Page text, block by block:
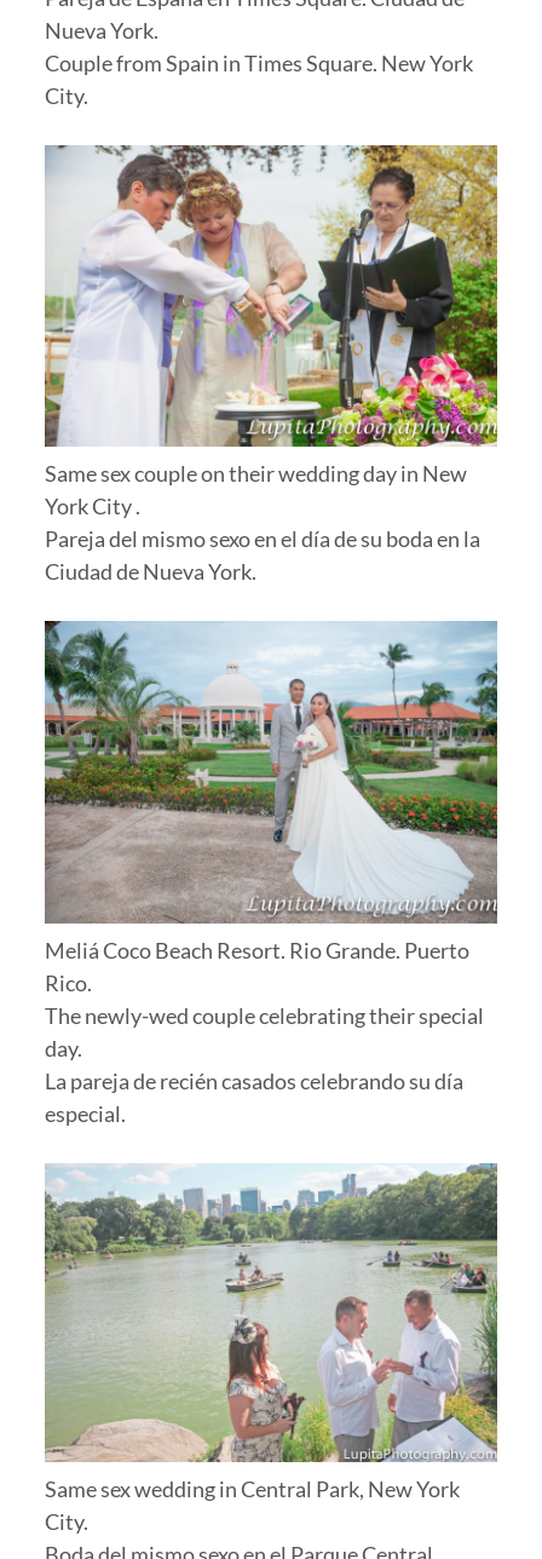
Nueva York.
Couple from Spain in Times Square. New York
City.
Same sex couple on their wedding day in New
York City .
Pareja del mismo sexo en el día de su boda en la
Ciudad de Nueva York.
Meliá Coco Beach Resort. Rio Grande. Puerto
Rico.
The newly-wed couple celebrating their special
day.
La pareja de recién casados celebrando su día
especial.
Same sex wedding in Central Park, New York
City.